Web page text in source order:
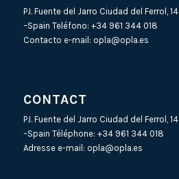
P.I. Fuente del Jarro Ciudad del Ferrol,
–Spain Teléfono: +34 961 344 018
Contacto e-mail: opla@opla.es
CONTACT
P.I. Fuente del Jarro Ciudad del Ferrol,
–Spain Téléphone: +34 961 344 018
Adresse e-mail: opla@opla.es